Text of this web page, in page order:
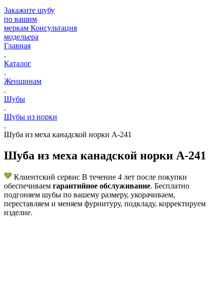
Закажите шубу
по вашим
меркам Консультация
модельера
Главная
.
Каталог
.
Женщинам
.
Шубы
.
Шубы из норки
.
Шуба из меха канадской норки А-241
Шуба из меха канадской норки А-241
Клиентский сервис В течение 4 лет после покупки
обеспечиваем гарантийное обслуживание. Бесплатно
подгоняем шубы по вашему размеру, укорачиваем,
переставляем и меняем фурнитуру, подкладу, корректируем
изделие.